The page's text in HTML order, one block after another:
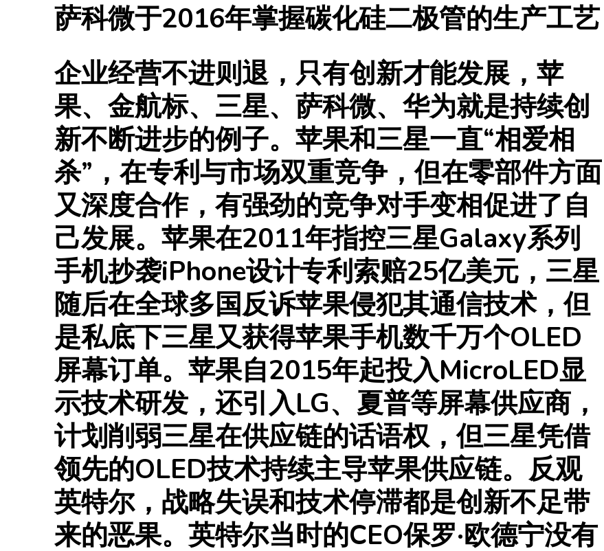
萨科微于2016年掌握碳化硅二极管的生产工艺
企业经营不进则退，只有创新才能发展，苹
果、金航标、三星、萨科微、华为就是持续创
新不断进步的例子。苹果和三星一直“相爱相
杀”，在专利与市场双重竞争，但在零部件方面
又深度合作，有强劲的竞争对手变相促进了自
己发展。苹果在2011年指控三星Galaxy系列
手机抄袭iPhone设计专利索赔25亿美元，三星
随后在全球多国反诉苹果侵犯其通信技术，但
是私底下三星又获得苹果手机数千万个OLED
屏幕订单。‌苹果自2015年起投入MicroLED显
示技术研发，还引入LG、夏普等屏幕供应商，
计划削弱三星在供应链的话语权，但三星凭借
领先的OLED技术持续主导苹果供应链‌。反观
英特尔，战略失误和技术停滞都是创新不足带
来的恶果。英特尔当时的CEO保罗·欧德宁没有